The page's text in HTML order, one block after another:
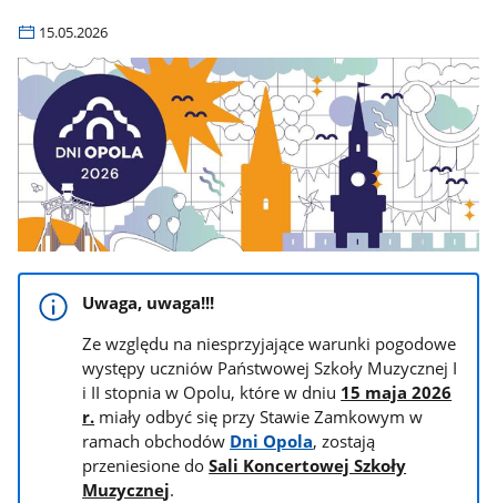
15.05.2026
Uwaga, uwaga!!!
Ze względu na niesprzyjające warunki pogodowe
występy uczniów Państwowej Szkoły Muzycznej I
i II stopnia w Opolu, które w dniu 15 maja 2026
r. miały odbyć się przy Stawie Zamkowym w
ramach obchodów Dni Opola, zostają
przeniesione doSali Koncertowej Szkoły
Muzycznej.